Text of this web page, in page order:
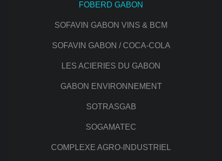
FOBERD GABON
SOFAVIN GABON VINS & BCM
SOFAVIN GABON / COCA-COLA
LES ACIERIES DU GABON
GABON ENVIRONNEMENT
SOTRASGAB
SOGAMATEC
COMPLEXE AGRO-INDUSTRIEL